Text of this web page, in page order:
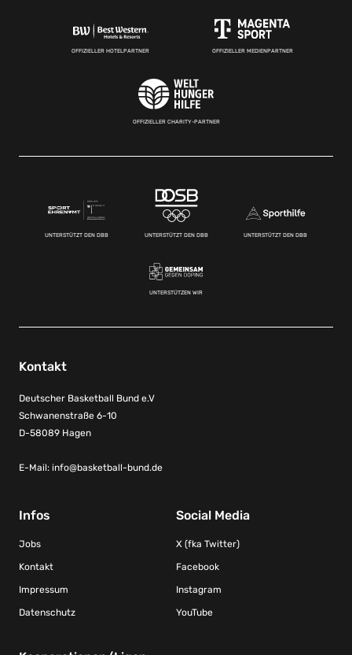
OFFIZIELLER HOTELPARTNER OFFIZIELLER MEDIENPARTNER
OFFIZIELLER CHARITY-PARTNER
UNTERSTÜTZT DEN DBB UNTERSTÜTZT DEN DBB UNTERSTÜTZT DEN DBB
UNTERSTÜTZEN WIR
Kontakt
Deutscher Basketball Bund e.V
Schwanenstraße 6-10
D-58089 Hagen
E-Mail: info@basketball-bund.de
Infos
Jobs
Kontakt
Impressum
Datenschutz
Social Media
X (fka Twitter)
Facebook
Instagram
YouTube